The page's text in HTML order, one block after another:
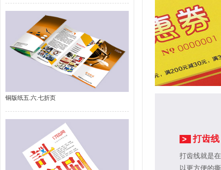
铜版纸五.六.七折页
> 打齿线
打齿线就是
以更方便的